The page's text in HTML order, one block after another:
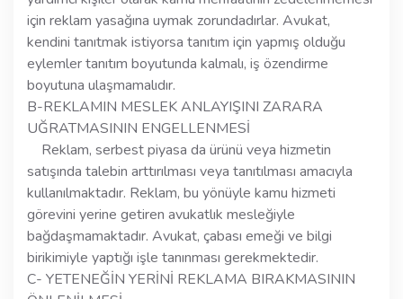
için reklam yasağına uymak zorundadırlar. Avukat,
kendini tanıtmak istiyorsa tanıtım için yapmış olduğu
eylemler tanıtım boyutunda kalmalı, iş özendirme
boyutuna ulaşmamalıdır.
B-REKLAMIN MESLEK ANLAYIŞINI ZARARA
UĞRATMASININ ENGELLENMESİ
Reklam, serbest piyasa da ürünü veya hizmetin
satışında talebin arttırılması veya tanıtılması amacıyla
kullanılmaktadır. Reklam, bu yönüyle kamu hizmeti
görevini yerine getiren avukatlık mesleğiyle
bağdaşmamaktadır. Avukat, çabası emeği ve bilgi
birikimiyle yaptığı işle tanınması gerekmektedir.
C- YETENEĞİN YERİNİ REKLAMA BIRAKMASININ